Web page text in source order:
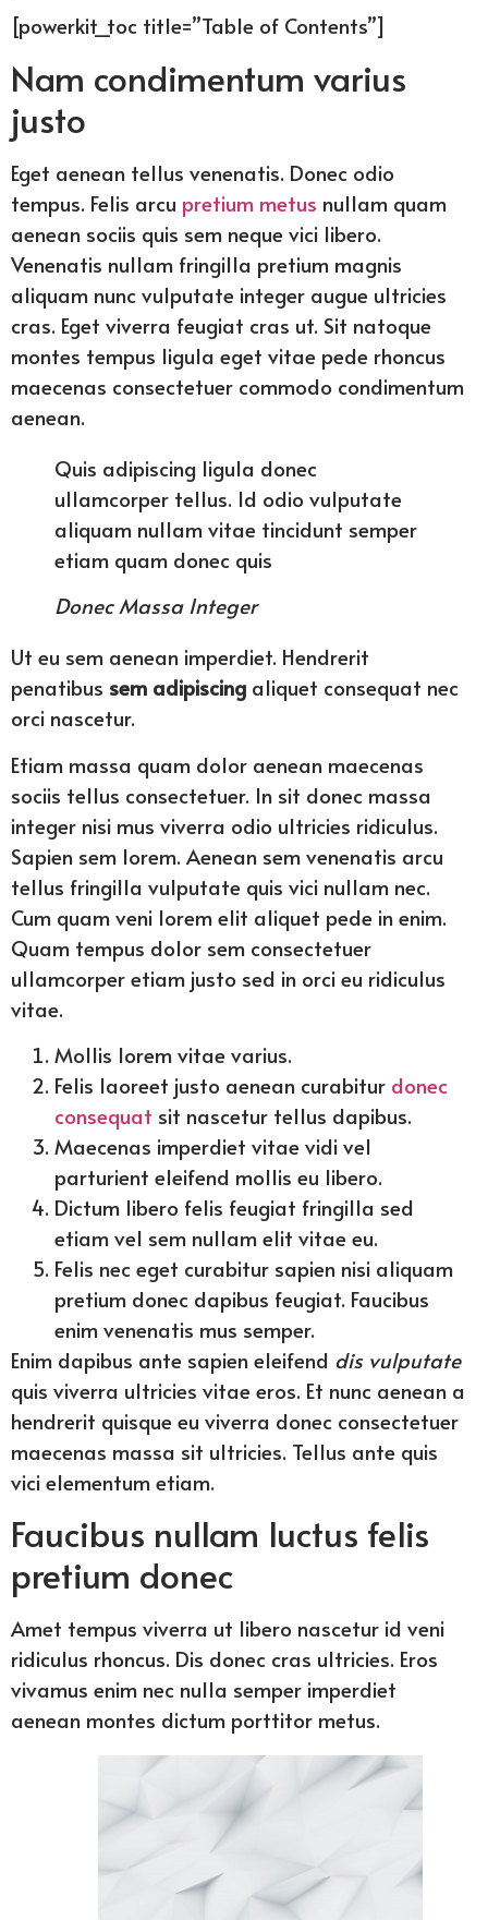
[powerkit_toc title=”Table of Contents”]
Nam condimentum varius
justo
Eget aenean tellus venenatis. Donec odio
tempus. Felis arcu pretium metus nullam quam
aenean sociis quis sem neque vici libero.
Venenatis nullam fringilla pretium magnis
aliquam nunc vulputate integer augue ultricies
cras. Eget viverra feugiat cras ut. Sit natoque
montes tempus ligula eget vitae pede rhoncus
maecenas consectetuer commodo condimentum
aenean.
Quis adipiscing ligula donec
ullamcorper tellus. Id odio vulputate
aliquam nullam vitae tincidunt semper
etiam quam donec quis
Donec Massa Integer
Ut eu sem aenean imperdiet. Hendrerit
penatibus sem adipiscing aliquet consequat nec
orci nascetur.
Etiam massa quam dolor aenean maecenas
sociis tellus consectetuer. In sit donec massa
integer nisi mus viverra odio ultricies ridiculus.
Sapien sem lorem. Aenean sem venenatis arcu
tellus fringilla vulputate quis vici nullam nec.
Cum quam veni lorem elit aliquet pede in enim.
Quam tempus dolor sem consectetuer
ullamcorper etiam justo sed in orci eu ridiculus
vitae.
Mollis lorem vitae varius.
Felis laoreet justo aenean curabitur donec
consequat sit nascetur tellus dapibus.
Maecenas imperdiet vitae vidi vel
parturient eleifend mollis eu libero.
Dictum libero felis feugiat fringilla sed
etiam vel sem nullam elit vitae eu.
Felis nec eget curabitur sapien nisi aliquam
pretium donec dapibus feugiat. Faucibus
enim venenatis mus semper.
Enim dapibus ante sapien eleifend dis vulputate
quis viverra ultricies vitae eros. Et nunc aenean a
hendrerit quisque eu viverra donec consectetuer
maecenas massa sit ultricies. Tellus ante quis
vici elementum etiam.
Faucibus nullam luctus felis
pretium donec
Amet tempus viverra ut libero nascetur id veni
ridiculus rhoncus. Dis donec cras ultricies. Eros
vivamus enim nec nulla semper imperdiet
aenean montes dictum porttitor metus.